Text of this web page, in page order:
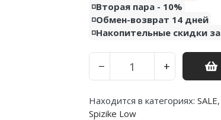
◽️Вторая пара - 10%
◽️Обмен-возврат 14 дней
◽️Накопительные скидки
− +
Находится в категориях: SALE,
Spizike Low